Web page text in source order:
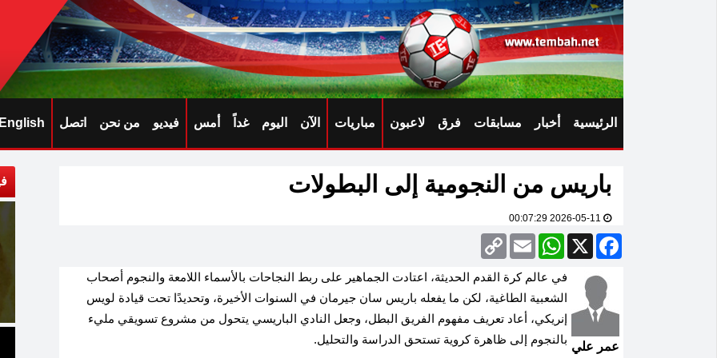
الرئيسية أخبار مسابقات فرق لاعبون مباريات الآن اليوم غداً أمس فيديو من نحن اتصل
باريس من النجومية إلى البطولات
Facebook
X
WhatsApp
Email
Copy
Link
عمر علي
في عالم كرة القدم الحديثة، اعتادت الجماهير على ربط النجاحات بالأسماء اللامعة والنجوم أصحاب
الشعبية الطاغية، لكن ما يفعله باريس سان جيرمان في السنوات الأخيرة، وتحديدًا تحت قيادة لويس
إنريكي، أعاد تعريف مفهوم الفريق البطل، وجعل النادي الباريسي يتحول من مشروع تسويقي مليء
بالنجوم إلى ظاهرة كروية تستحق الدراسة والتحليل.